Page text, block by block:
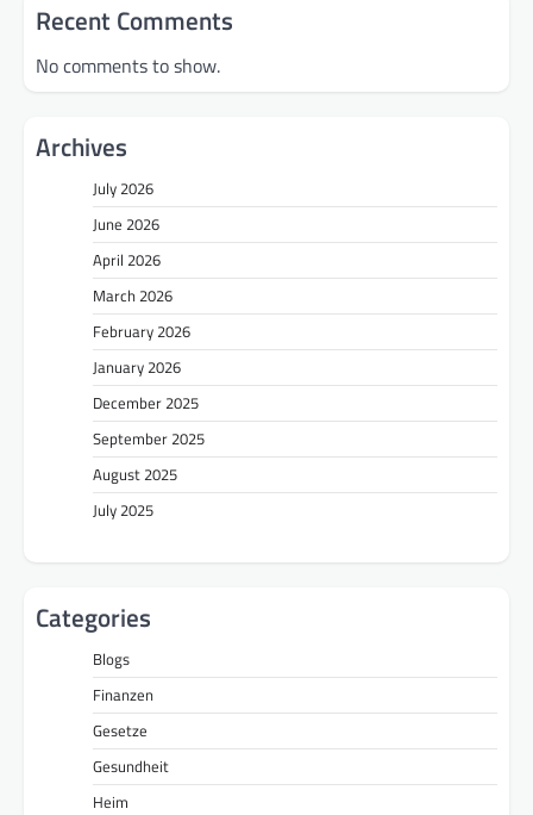
Recent Comments
No comments to show.
Archives
July 2026
June 2026
April 2026
March 2026
February 2026
January 2026
December 2025
September 2025
August 2025
July 2025
Categories
Blogs
Finanzen
Gesetze
Gesundheit
Heim